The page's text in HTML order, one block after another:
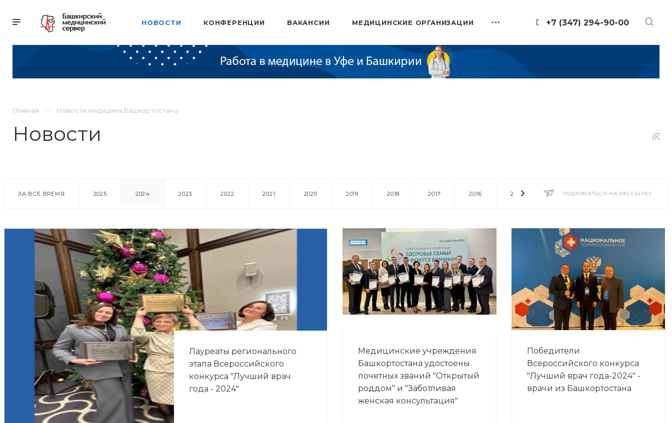
+7 (347) 294-90-00
НОВОСТИ КОНФЕРЕНЦИИ ВАКАНСИИ МЕДИЦИНСКИЕ ОРГАНИЗАЦИИ
Главная Новости медицины Башкортостана
Новости
ПОДПИСАТЬСЯ НА РАССЫЛКУ
ЗА ВСЕ ВРЕМЯ 2025 2024 2023 2022 2021 2020 2019 2018 2017 2016 2014 2013 2012 2011
Лауреаты регионального
этапа Всероссийского
конкурса "Лучший врач
года - 2024"
Медицинские учреждения
Башкортостана удостоены
почетных званий "Открытый
роддом" и "Заботливая
женская консультация"
Победители
Всероссийского конкурса
"Лучший врач года-2024" -
врачи из Башкортостана